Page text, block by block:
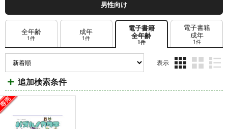
男性向け
全年齢
1件
成年
1件
電子書籍
全年齢
1件
電子書籍
成年
1件
表示
ム
ム
ム
追加検索条件